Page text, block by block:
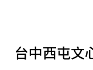
台中西屯文